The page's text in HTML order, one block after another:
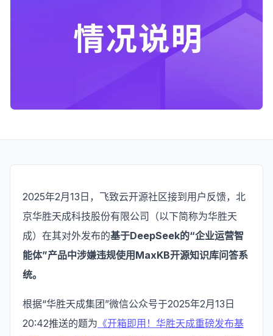
2025年2月13日，飞致云开源社区接到用户反馈，北
京华胜天成科技股份有限公司（以下简称为华胜天
成）在其对外发布的基于DeepSeek的“企业运营智
能体”产品中涉嫌违规使用MaxKB开源知识库问答系
统。
根据“华胜天成集团”微信公众号于2025年2月13日
20:42推送的题为 《开箱即用！华胜天成重磅发布基